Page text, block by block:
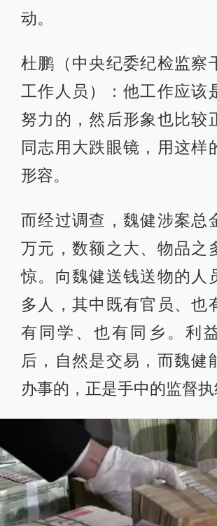
动。
杜鹏（中央纪委纪检监察
工作人员）：他工作应该
努力的，然后形象也比较
同志用大跌眼镜，用这样
形容。
而经过调查，魏健涉案总
万元，数额之大、物品之
惊。向魏健送钱送物的人
多人，其中既有官员、也
有同学、也有同乡。利
后，自然是交易，而魏健
办事的，正是手中的监督执